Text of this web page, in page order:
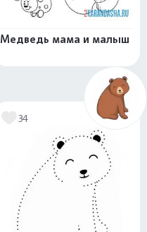
Медведь мама и малыш
34